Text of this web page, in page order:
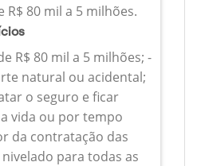
R$ 80 mil a 5 milhões.
R$ 80 mil a 5 milhões; -
natural ou acidental;
o seguro e ficar
vida ou por tempo
da contratação das
para todas as